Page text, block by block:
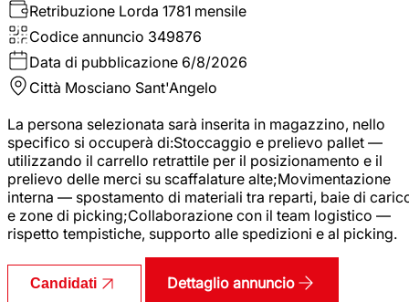
Retribuzione Lorda 1781 mensile
Codice annuncio 349876
Data di pubblicazione 6/8/2026
Città Mosciano Sant'Angelo
La persona selezionata sarà inserita in magazzino, nello
specifico si occuperà di:Stoccaggio e prelievo pallet —
utilizzando il carrello retrattile per il posizionamento e il
prelievo delle merci su scaffalature alte;Movimentazione
interna — spostamento di materiali tra reparti, baie di
e zone di picking;Collaborazione con il team logistico —
rispetto tempistiche, supporto alle spedizioni e al picking.
Candidati Dettaglio annuncio